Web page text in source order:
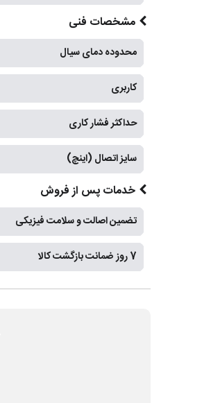
مشخصات فنی
محدوده دمای سیال
کاربری
حداکثر فشار کاری
سایز اتصال (اینچ)
خدمات پس از فروش
تضمین اصالت و سلامت فیزیکی
7 روز ضمانت بازگشت کالا